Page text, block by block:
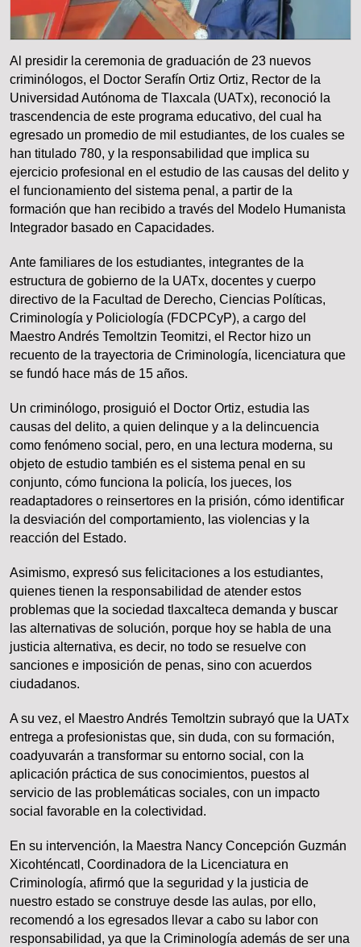
Al presidir la ceremonia de graduación de 23 nuevos
criminólogos, el Doctor Serafín Ortiz Ortiz, Rector de la
Universidad Autónoma de Tlaxcala (UATx), reconoció la
trascendencia de este programa educativo, del cual ha
egresado un promedio de mil estudiantes, de los cuales se
han titulado 780, y la responsabilidad que implica su
ejercicio profesional en el estudio de las causas del delito y
el funcionamiento del sistema penal, a partir de la
formación que han recibido a través del Modelo Humanista
Integrador basado en Capacidades.
Ante familiares de los estudiantes, integrantes de la
estructura de gobierno de la UATx, docentes y cuerpo
directivo de la Facultad de Derecho, Ciencias Políticas,
Criminología y Policiología (FDCPCyP), a cargo del
Maestro Andrés Temoltzin Teomitzi, el Rector hizo un
recuento de la trayectoria de Criminología, licenciatura que
se fundó hace más de 15 años.
Un criminólogo, prosiguió el Doctor Ortiz, estudia las
causas del delito, a quien delinque y a la delincuencia
como fenómeno social, pero, en una lectura moderna, su
objeto de estudio también es el sistema penal en su
conjunto, cómo funciona la policía, los jueces, los
readaptadores o reinsertores en la prisión, cómo identificar
la desviación del comportamiento, las violencias y la
reacción del Estado.
Asimismo, expresó sus felicitaciones a los estudiantes,
quienes tienen la responsabilidad de atender estos
problemas que la sociedad tlaxcalteca demanda y buscar
las alternativas de solución, porque hoy se habla de una
justicia alternativa, es decir, no todo se resuelve con
sanciones e imposición de penas, sino con acuerdos
ciudadanos.
A su vez, el Maestro Andrés Temoltzin subrayó que la UATx
entrega a profesionistas que, sin duda, con su formación,
coadyuvarán a transformar su entorno social, con la
aplicación práctica de sus conocimientos, puestos al
servicio de las problemáticas sociales, con un impacto
social favorable en la colectividad.
En su intervención, la Maestra Nancy Concepción Guzmán
Xicohténcatl, Coordinadora de la Licenciatura en
Criminología, afirmó que la seguridad y la justicia de
nuestro estado se construye desde las aulas, por ello,
recomendó a los egresados llevar a cabo su labor con
responsabilidad, ya que la Criminología además de ser una